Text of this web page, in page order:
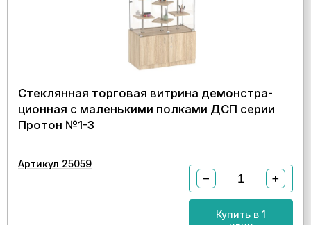
Стеклянная торговая витрина демонстра-
ционная с маленькими полками ДСП серии
Протон №1-3
Артикул 25059
− +
Купить в 1